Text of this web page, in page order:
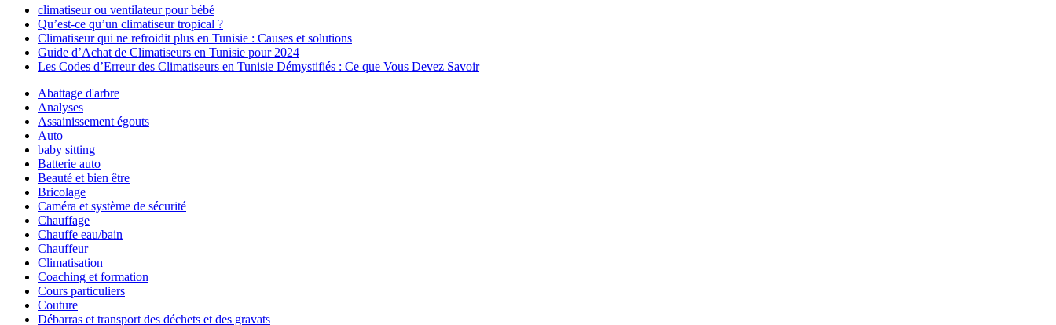
climatiseur ou ventilateur pour bébé
Qu’est-ce qu’un climatiseur tropical ?
Climatiseur qui ne refroidit plus en Tunisie : Causes et solutions
Guide d’Achat de Climatiseurs en Tunisie pour 2024
Les Codes d’Erreur des Climatiseurs en Tunisie Démystifiés : Ce que Vous Devez Savoir
Abattage d'arbre
Analyses
Assainissement égouts
Auto
baby sitting
Batterie auto
Beauté et bien être
Bricolage
Caméra et système de sécurité
Chauffage
Chauffe eau/bain
Chauffeur
Climatisation
Coaching et formation
Cours particuliers
Couture
Débarras et transport des déchets et des gravats